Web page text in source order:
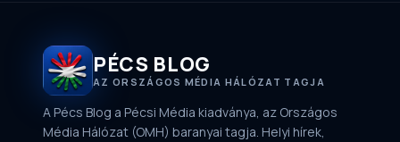
PÉCS BLOG
AZ ORSZÁGOS MÉDIA HÁLÓZAT TAGJA
A Pécs Blog a Pécsi Média kiadványa, az Országos
Média Hálózat (OMH) baranyai tagja. Helyi hírek,